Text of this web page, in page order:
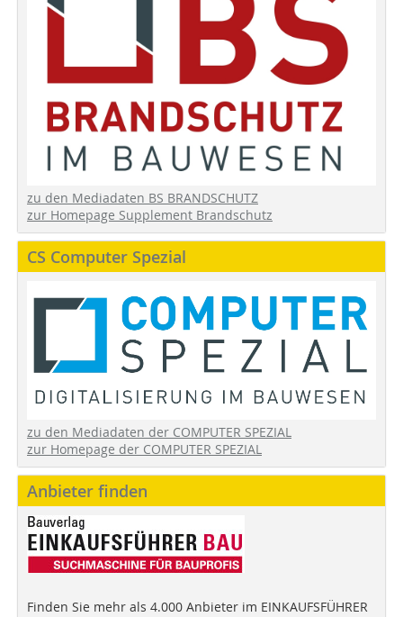
zu den Mediadaten BS BRANDSCHUTZ
zur Homepage Supplement Brandschutz
CS Computer Spezial
zu den Mediadaten der COMPUTER SPEZIAL
zur Homepage der COMPUTER SPEZIAL
Anbieter finden
Finden Sie mehr als 4.000 Anbieter im EINKAUFSFÜHRER